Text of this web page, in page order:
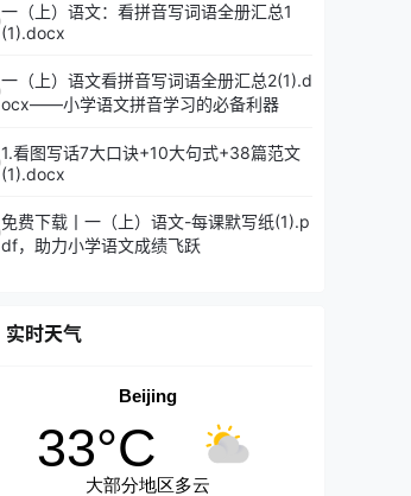
一（上）语文：看拼音写词语全册汇总1
(1).docx
一（上）语文看拼音写词语全册汇总2(1).d
ocx——小学语文拼音学习的必备利器
1.看图写话7大口诀+10大句式+38篇范文
(1).docx
免费下载丨一（上）语文-每课默写纸(1).p
df，助力小学语文成绩飞跃
实时天气
Beijing
33°C
大部分地区多云